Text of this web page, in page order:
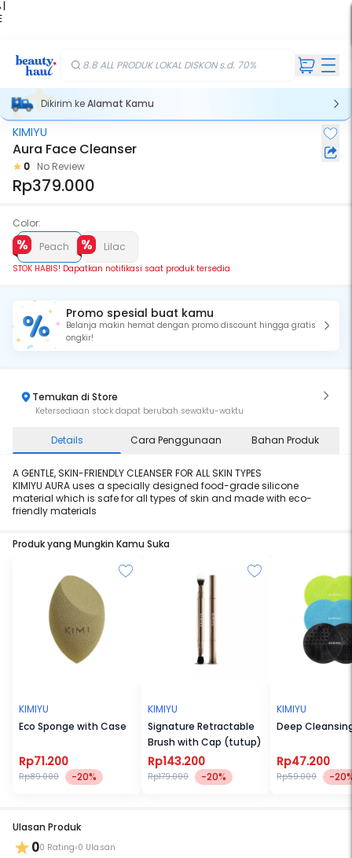
|
8.8 ALL PRODUK LOKAL DISKON s.d. 70%
Dikirim keAlamat Kamu
Stok Habis
KIMIYU
Aura Face Cleanser
0 No Review
Rp379.000
Color:
Peach
Lilac
STOK HABIS! Dapatkan notifikasi saat produk tersedia
Promo spesial buat kamu
Belanja makin hemat dengan promo discount hingga gratis
ongkir!
Temukan di Store
Ketersediaan stock dapat berubah sewaktu-waktu
Details Cara Penggunaan Bahan Produk
A GENTLE, SKIN-FRIENDLY CLEANSER FOR ALL SKIN TYPES
KIMIYU AURA uses a specially designed food-grade silicone
material which is safe for all types of skin and made with eco-
friendly materials
Produk yang Mungkin Kamu Suka
KIMIYU
Eco Sponge with Case
Rp71.200
Rp89.000 -20%
KIMIYU
Signature Retractable
Brush with Cap (tutup)
Rp143.200
Rp179.000 -20%
KIMIYU
Deep
Rp47.200
Rp59.000 -
Ulasan Produk
00 Rating 0 Ulasan